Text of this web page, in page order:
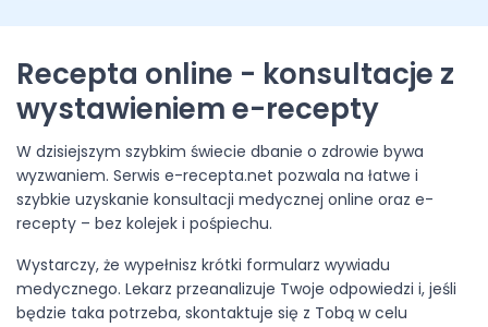
Recepta online - konsultacje z
wystawieniem e-recepty
W dzisiejszym szybkim świecie dbanie o zdrowie bywa
wyzwaniem. Serwis e-recepta.net pozwala na łatwe i
szybkie uzyskanie konsultacji medycznej online oraz e-
recepty – bez kolejek i pośpiechu.
Wystarczy, że wypełnisz krótki formularz wywiadu
medycznego. Lekarz przeanalizuje Twoje odpowiedzi i, jeśli
będzie taka potrzeba, skontaktuje się z Tobą w celu